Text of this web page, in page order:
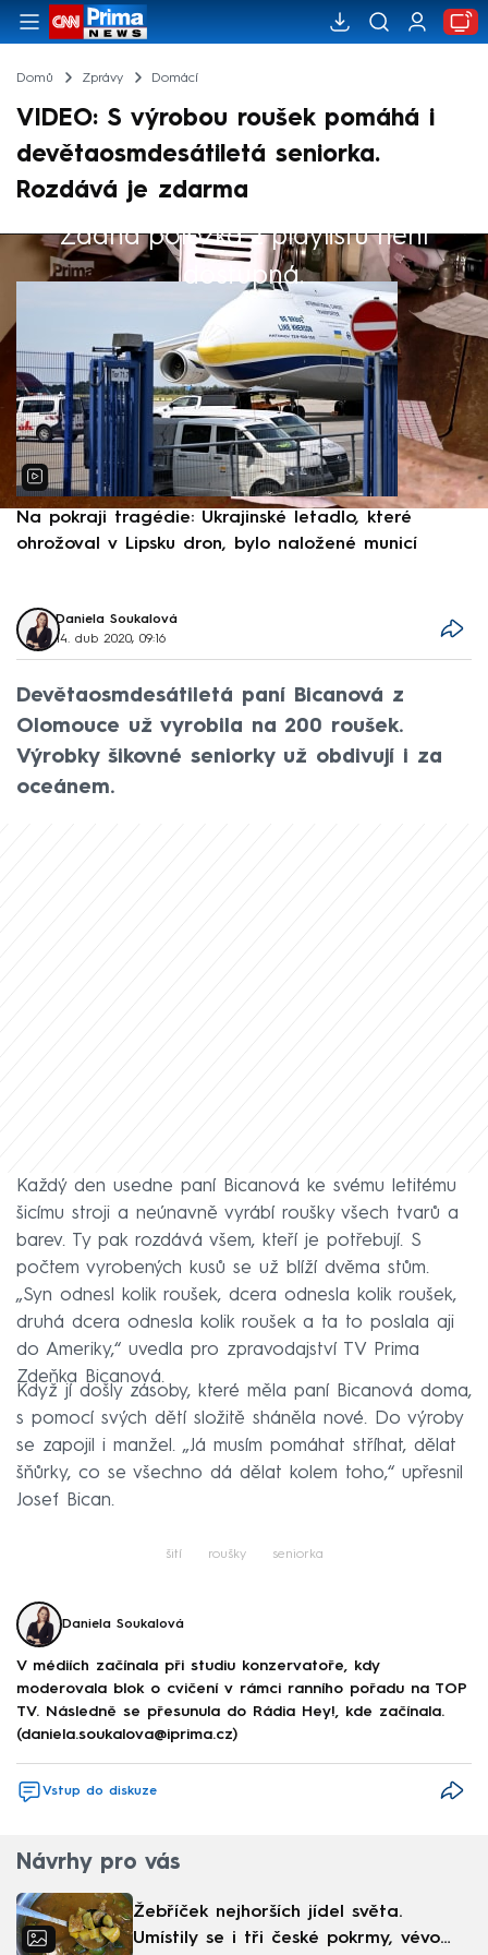
Domů Zprávy Domácí
VIDEO: S výrobou roušek pomáhá i
devětaosmdesátiletá seniorka.
Rozdává je zdarma
Žádná položka z playlistu není
dostupná.
Výběr redakce
Na pokraji tragédie: Ukrajinské letadlo, které
ohrožoval v Lipsku dron, bylo naložené municí
Daniela Soukalová
14. dub 2020, 09:16
Devětaosmdesátiletá paní Bicanová z
Olomouce už vyrobila na 200 roušek.
Výrobky šikovné seniorky už obdivují i za
oceánem.
Každý den usedne paní Bicanová ke svému letitému
šicímu stroji a neúnavně vyrábí roušky všech tvarů a
barev. Ty pak rozdává všem, kteří je potřebují. S
počtem vyrobených kusů se už blíží dvěma stům.
„Syn odnesl kolik roušek, dcera odnesla kolik roušek,
druhá dcera odnesla kolik roušek a ta to poslala aji
do Ameriky,“ uvedla pro zpravodajství TV Prima
Zdeňka Bicanová.
Když jí došly zásoby, které měla paní Bicanová doma,
s pomocí svých dětí složitě sháněla nové. Do výroby
se zapojil i manžel. „Já musím pomáhat stříhat, dělat
šňůrky, co se všechno dá dělat kolem toho,“ upřesnil
Josef Bican.
šití roušky seniorka
Daniela Soukalová
V médiích začínala při studiu konzervatoře, kdy
moderovala blok o cvičení v rámci ranního pořadu na TOP
TV. Následně se přesunula do Rádia Hey!, kde začínala.
(daniela.soukalova@iprima.cz)
Vstup do diskuze
Návrhy pro vás
Žebříček nejhorších jídel světa.
Umístily se i tři české pokrmy, vévodí